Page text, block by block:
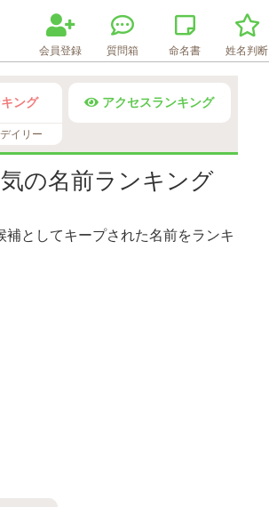
会員登録 質問箱 命名書 姓名判断
ング
デイリー
アクセスランキング
気の名前ランキング
としてキープされた名前をランキ